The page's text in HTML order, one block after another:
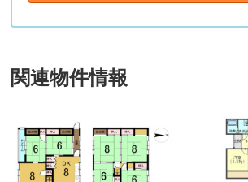
関連物件情報